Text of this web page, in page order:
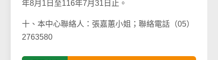
年8月1日至116年7月31日止。
十、本中心聯絡人：張嘉蕙小姐；聯絡電話（05）
2763580